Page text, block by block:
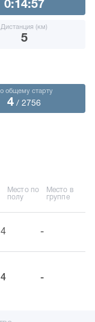
0:14:57
Дистанция (км)
5
общему старту
4 / 2756
Место по
полу
Место в
группе
4 -
4 -